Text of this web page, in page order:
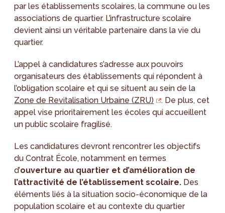
par les établissements scolaires, la commune ou les
associations de quartier. L’infrastructure scolaire
devient ainsi un véritable partenaire dans la vie du
quartier.
L’appel à candidatures s’adresse aux pouvoirs
organisateurs des établissements qui répondent à
l’obligation scolaire et qui se situent au sein de la
Zone de Revitalisation Urbaine (ZRU)
. De plus, cet
appel vise prioritairement les écoles qui accueillent
un public scolaire fragilisé.
Les candidatures devront rencontrer les objectifs
du Contrat École, notamment en termes
d’ouverture au quartier et d’amélioration de
l’attractivité de l’établissement scolaire. Des
éléments liés à la situation socio-économique de la
population scolaire et au contexte du quartier